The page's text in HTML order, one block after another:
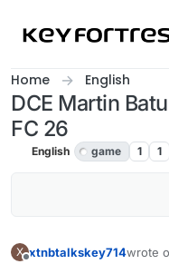
Home English
DCE Martin
FC 26
English game 1 1
X xtnbtalkskey714wrote
last